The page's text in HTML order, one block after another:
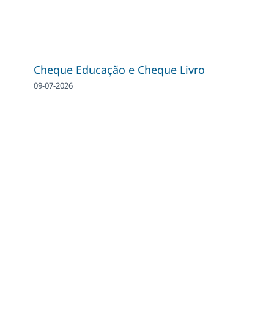
Cheque Educação e Cheque Livro
09-07-2026